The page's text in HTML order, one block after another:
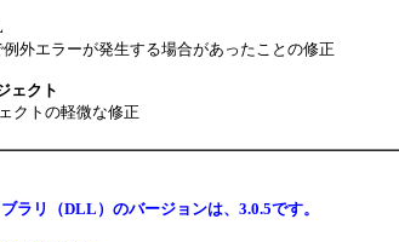
外エラーが発生する場合があったことの修正
ェクト
クトの軽微な修正
ラリ（DLL）のバージョンは、3.0.5です。